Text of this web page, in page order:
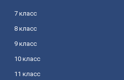
7 класс
8 класс
9 класс
10 класс
11 класс